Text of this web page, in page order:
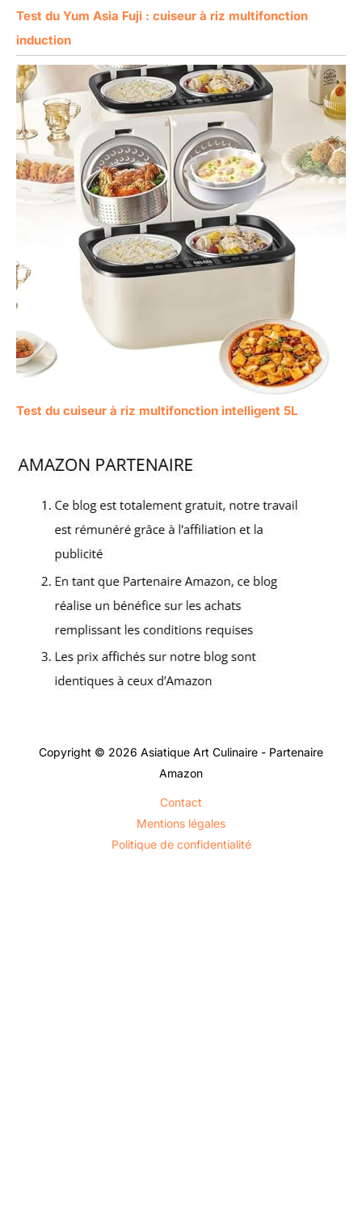
Test du Yum Asia Fuji : cuiseur à riz multifonction
induction
Test du cuiseur à riz multifonction intelligent 5L
Copyright © 2026 Asiatique Art Culinaire - Partenaire
Amazon
Contact
Mentions légales
Politique de confidentialité